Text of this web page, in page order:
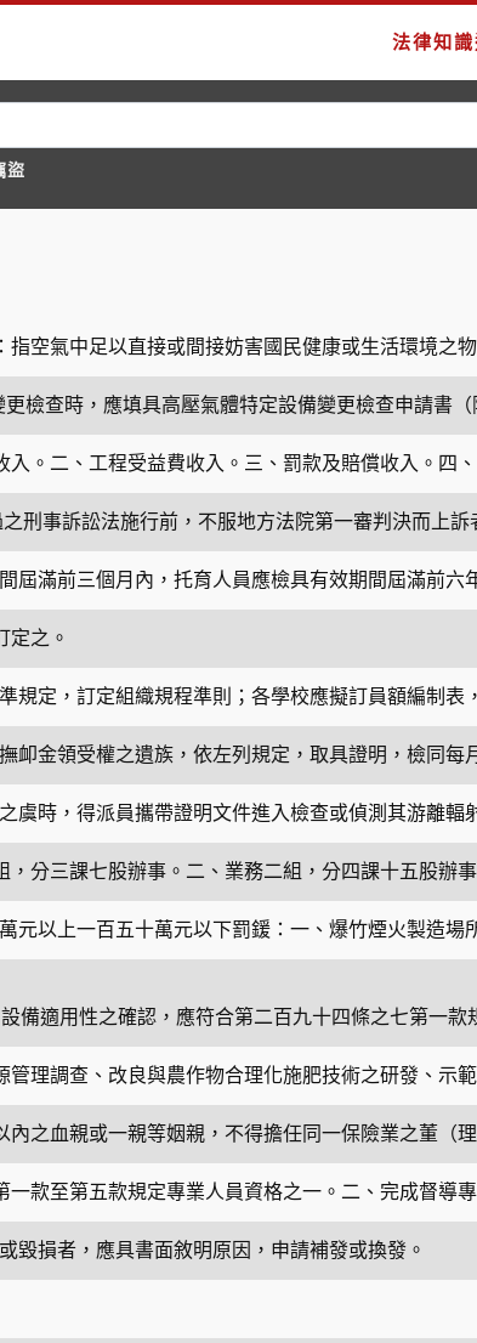
法律知
盜
空氣中足以直接或間接妨害國民健康或生活環境
檢查時，應填具高壓氣體特定設備變更檢查申請書
入。二、工程受益費收入。三、罰款及賠償收入。
刑事訴訟法施行前，不服地方法院第一審判決而上
屆滿前三個月內，托育人員應檢具有效期間屆滿前
定之。
規定，訂定組織規程準則；各學校應擬訂員額編制
卹金領受權之遺族，依左列規定，取具證明，檢同
虞時，得派員攜帶證明文件進入檢查或偵測其游離
分三課七股辦事。二、業務二組，分四課十五股
元以上一百五十萬元以下罰鍰：一、爆竹煙火製造
備適用性之確認，應符合第二百九十四條之七第一
理調查、改良與農作物合理化施肥技術之研發、
之血親或一親等姻親，不得擔任同一保險業之董（
款至第五款規定專業人員資格之一。二、完成督
毀損者，應具書面敘明原因，申請補發或換發。